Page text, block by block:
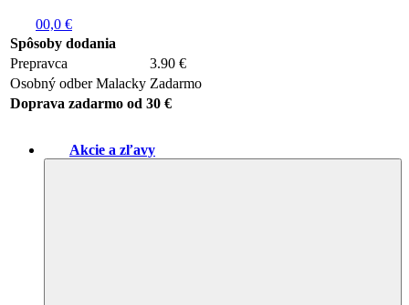
00,0 €
Spôsoby dodania
Prepravca
3.90 €
Osobný odber Malacky Zadarmo
Doprava zadarmo od 30 €
Akcie a zľavy